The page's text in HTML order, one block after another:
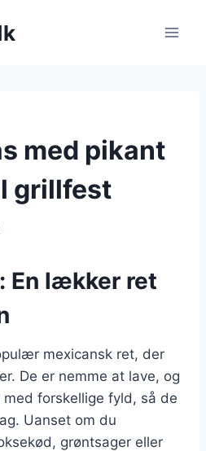
med pikant
grillfest
En lækker ret
mexicansk ret, der
De er nemme at lave, og
forskellige fyld, så de
Uanset om du
grøntsager eller